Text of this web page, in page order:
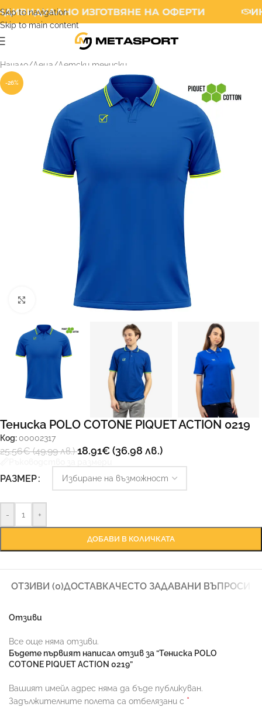
Skip to navigation
Skip to main content
ИЗГОТВЯНЕ НА ОФЕРТИ
Начало/Деца /Детски тениски
-26%
Тениска POLO COTONE PIQUET ACTION 0219
Код: 00002317
25.56€(49.99 лв.)18.91€(36.98 лв.)
РАЗМЕР
- +
ДОБАВИ В КОЛИЧКАТА
ОТЗИВИ (0)ДОСТАВКАЧЕСТО ЗАДАВАНИ ВЪПРОСИ
Отзиви
Все още няма отзиви.
Бъдете първият написал отзив за “Тениска POLO
COTONE PIQUET ACTION 0219”
Вашият имейл адрес няма да бъде публикуван.
Задължителните полета са отбелязани с *